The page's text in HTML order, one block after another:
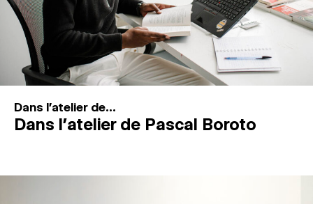
Recherche
Connexion
↓
Dans l'atelier de...
Dans l’atelier de Pascal Boroto